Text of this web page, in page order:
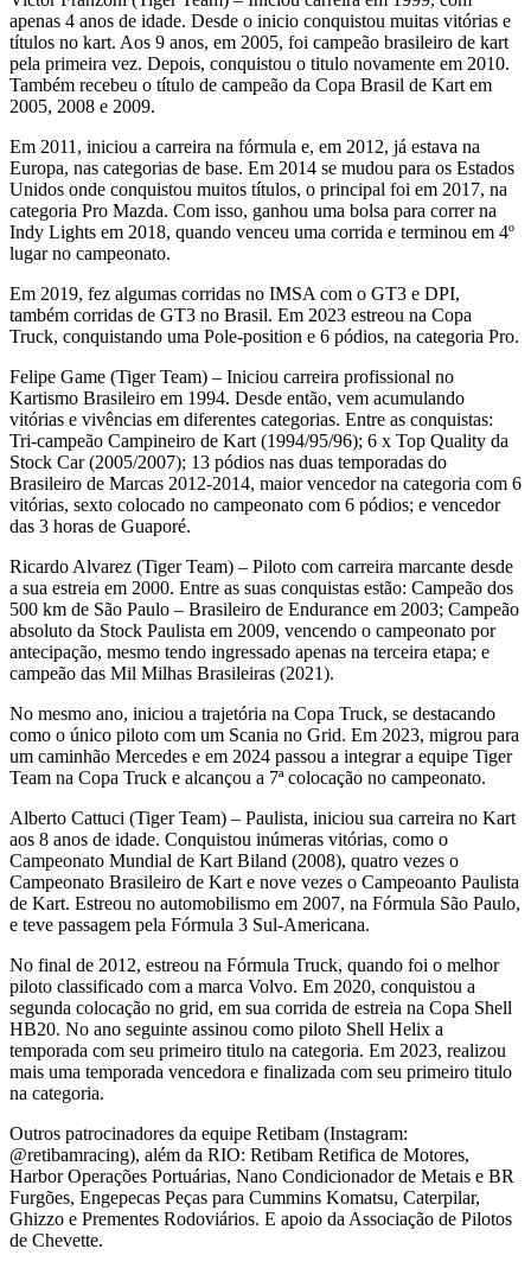
apenas 4 anos de idade. Desde o inicio conquistou muitas vitórias e
títulos no kart. Aos 9 anos, em 2005, foi campeão brasileiro de kart
pela primeira vez. Depois, conquistou o titulo novamente em 2010.
Também recebeu o título de campeão da Copa Brasil de Kart em
2005, 2008 e 2009.
Em 2011, iniciou a carreira na fórmula e, em 2012, já estava na
Europa, nas categorias de base. Em 2014 se mudou para os Estados
Unidos onde conquistou muitos títulos, o principal foi em 2017, na
categoria Pro Mazda. Com isso, ganhou uma bolsa para correr na
Indy Lights em 2018, quando venceu uma corrida e terminou em 4º
lugar no campeonato.
Em 2019, fez algumas corridas no IMSA com o GT3 e DPI,
também corridas de GT3 no Brasil. Em 2023 estreou na Copa
Truck, conquistando uma Pole-position e 6 pódios, na categoria Pro.
Felipe Game (Tiger Team) – Iniciou carreira profissional no
Kartismo Brasileiro em 1994. Desde então, vem acumulando
vitórias e vivências em diferentes categorias. Entre as conquistas:
Tri-campeão Campineiro de Kart (1994/95/96); 6 x Top Quality da
Stock Car (2005/2007); 13 pódios nas duas temporadas do
Brasileiro de Marcas 2012-2014, maior vencedor na categoria com 6
vitórias, sexto colocado no campeonato com 6 pódios; e vencedor
das 3 horas de Guaporé.
Ricardo Alvarez (Tiger Team) – Piloto com carreira marcante desde
a sua estreia em 2000. Entre as suas conquistas estão: Campeão dos
500 km de São Paulo – Brasileiro de Endurance em 2003; Campeão
absoluto da Stock Paulista em 2009, vencendo o campeonato por
antecipação, mesmo tendo ingressado apenas na terceira etapa; e
campeão das Mil Milhas Brasileiras (2021).
No mesmo ano, iniciou a trajetória na Copa Truck, se destacando
como o único piloto com um Scania no Grid. Em 2023, migrou para
um caminhão Mercedes e em 2024 passou a integrar a equipe Tiger
Team na Copa Truck e alcançou a 7ª colocação no campeonato.
Alberto Cattuci (Tiger Team) – Paulista, iniciou sua carreira no Kart
aos 8 anos de idade. Conquistou inúmeras vitórias, como o
Campeonato Mundial de Kart Biland (2008), quatro vezes o
Campeonato Brasileiro de Kart e nove vezes o Campeoanto Paulista
de Kart. Estreou no automobilismo em 2007, na Fórmula São Paulo,
e teve passagem pela Fórmula 3 Sul-Americana.
No final de 2012, estreou na Fórmula Truck, quando foi o melhor
piloto classificado com a marca Volvo. Em 2020, conquistou a
segunda colocação no grid, em sua corrida de estreia na Copa Shell
HB20. No ano seguinte assinou como piloto Shell Helix a
temporada com seu primeiro titulo na categoria. Em 2023, realizou
mais uma temporada vencedora e finalizada com seu primeiro titulo
na categoria.
Outros patrocinadores da equipe Retibam (Instagram:
@retibamracing), além da RIO: Retibam Retifica de Motores,
Harbor Operações Portuárias, Nano Condicionador de Metais e BR
Furgões, Engepecas Peças para Cummins Komatsu, Caterpilar,
Ghizzo e Prementes Rodoviários. E apoio da Associação de Pilotos
de Chevette.